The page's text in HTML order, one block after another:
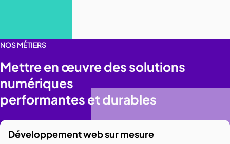
NOS MÉTIERS
Mettre en œuvre des solutions
numériques
performantes et durables
Développement web sur mesure